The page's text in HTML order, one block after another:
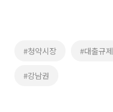
#청약시장 #대출규제
#강남권